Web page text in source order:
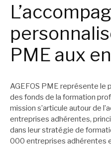
PME aux
AGEFOS PME représente le
des fonds de la formation
mission s’articule autour de
entreprises adhérentes,
dans leur stratégie de
000 entreprises adhérentes